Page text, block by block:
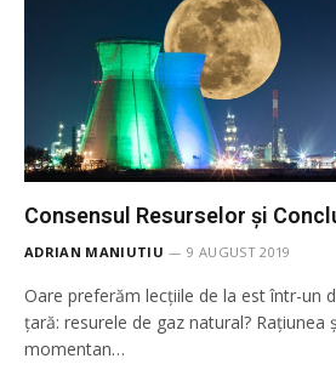
Consensul Resurselor și
ADRIAN MANIUTIU 9 AUGUST 2019
Oare preferăm lecțiile de la est într-un
țară: resurele de gaz natural? Rațiunea
momentan…